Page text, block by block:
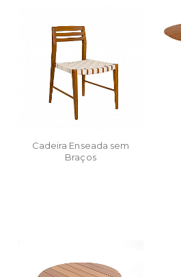
Cadeira Enseada sem
Braços